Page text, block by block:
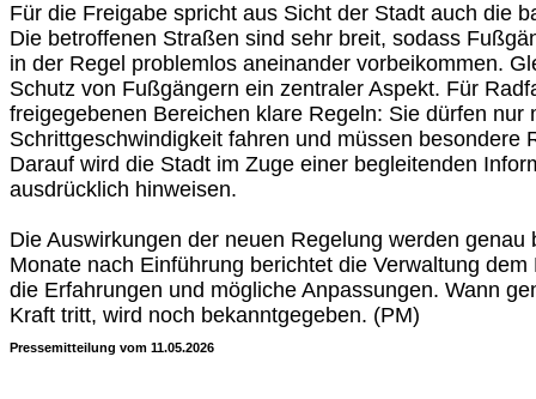
Für die Freigabe spricht aus Sicht der Stadt auch die
Die betroffenen Straßen sind sehr breit, sodass
in der Regel problemlos aneinander vorbeikommen.
Schutz von Fußgängern ein zentraler Aspekt. Für
freigegebenen Bereichen klare Regeln: Sie dürfen nur
Schrittgeschwindigkeit fahren und müssen besondere
Darauf wird die Stadt im Zuge einer begleitenden
ausdrücklich hinweisen.
Die Auswirkungen der neuen Regelung werden genau
Monate nach Einführung berichtet die Verwaltung
die Erfahrungen und mögliche Anpassungen. Wann
Kraft tritt, wird noch bekanntgegeben. (PM)
Pressemitteilung vom 11.05.2026